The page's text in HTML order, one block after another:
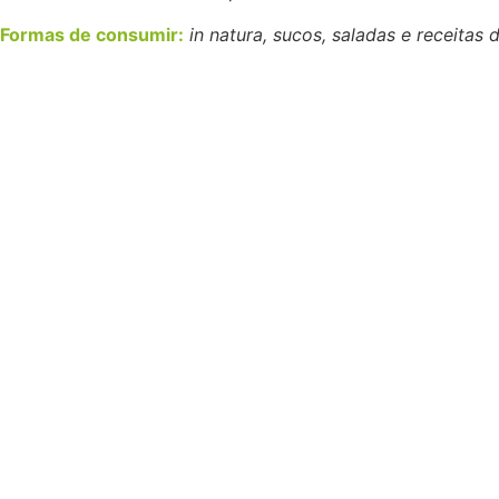
Formas de consumir: in natura, sucos, saladas e receitas